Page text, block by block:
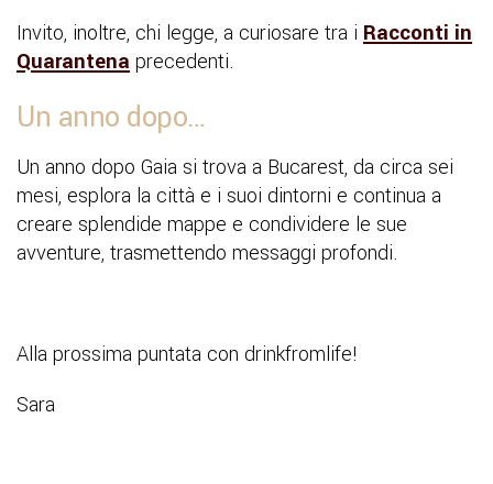
Invito, inoltre, chi legge, a curiosare tra i Racconti in
Quarantena precedenti.
Un anno dopo…
Un anno dopo Gaia si trova a Bucarest, da circa sei
mesi, esplora la città e i suoi dintorni e continua a
creare splendide mappe e condividere le sue
avventure, trasmettendo messaggi profondi.
Alla prossima puntata con drinkfromlife!
Sara